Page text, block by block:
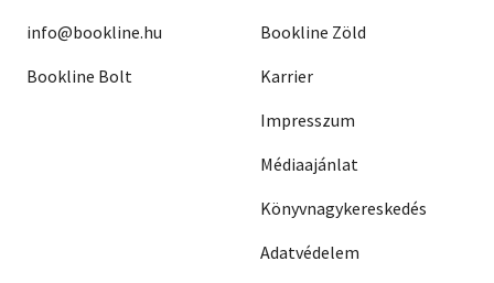
info@bookline.hu
Bookline Bolt
Bookline Zöld
Karrier
Impresszum
Médiaajánlat
Könyvnagykereskedés
Adatvédelem